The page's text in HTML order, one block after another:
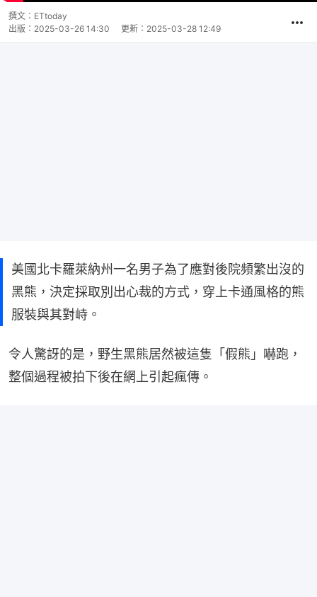
撰文： ETtoday
出版： 2025-03-26 14:30 更新： 2025-03-28 12:49
美國北卡羅萊納州一名男子為了應對後院頻繁出沒的
黑熊，決定採取別出心裁的方式，穿上卡通風格的熊
服裝與其對峙。
令人驚訝的是，野生黑熊居然被這隻「假熊」嚇跑，
整個過程被拍下後在網上引起瘋傳。